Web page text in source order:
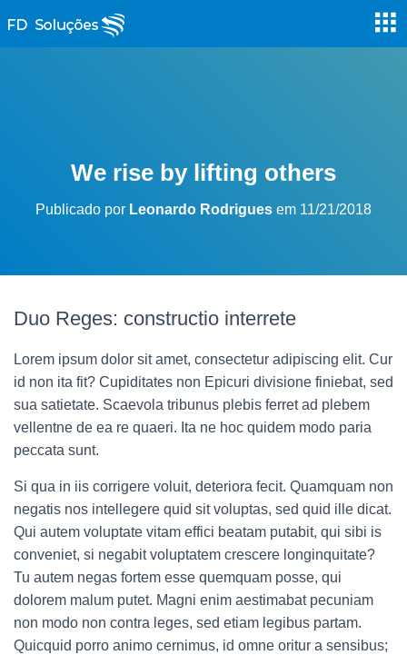
We rise by lifting others
Publicado por Leonardo Rodrigues em 11/21/2018
Duo Reges: constructio interrete
Lorem ipsum dolor sit amet, consectetur adipiscing elit. Cur
id non ita fit? Cupiditates non Epicuri divisione finiebat, sed
sua satietate. Scaevola tribunus plebis ferret ad plebem
vellentne de ea re quaeri. Ita ne hoc quidem modo paria
peccata sunt.
Si qua in iis corrigere voluit, deteriora fecit. Quamquam non
negatis nos intellegere quid sit voluptas, sed quid ille dicat.
Qui autem voluptate vitam effici beatam putabit, qui sibi is
conveniet, si negabit voluptatem crescere longinquitate?
Tu autem negas fortem esse quemquam posse, qui
dolorem malum putet. Magni enim aestimabat pecuniam
non modo non contra leges, sed etiam legibus partam.
Quicquid porro animo cernimus, id omne oritur a sensibus;